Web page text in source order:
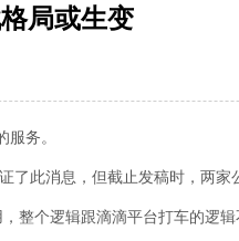
局或生变
务。
此消息，但截止发稿时，两家
整个逻辑跟滴滴平台打车的逻